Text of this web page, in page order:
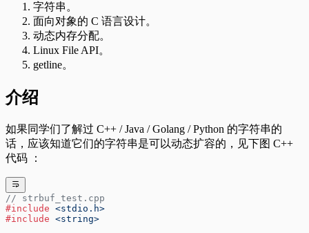
字符串。
面向对象的 C 语言设计。
动态内存分配。
Linux File API。
getline。
介绍
如果同学们了解过 C++ / Java / Golang / Python 的字符串的
话，应该知道它们的字符串是可以动态扩容的，见下图 C++
代码 ：
// strbuf_test.cpp
#include <stdio.h>
#include <string>